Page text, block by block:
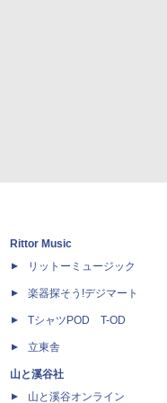
Rittor Music
リットーミュージック
楽器探そう!デジマート
TシャツPOD T-OD
立東舎
山と溪谷社
山と溪谷オンライン